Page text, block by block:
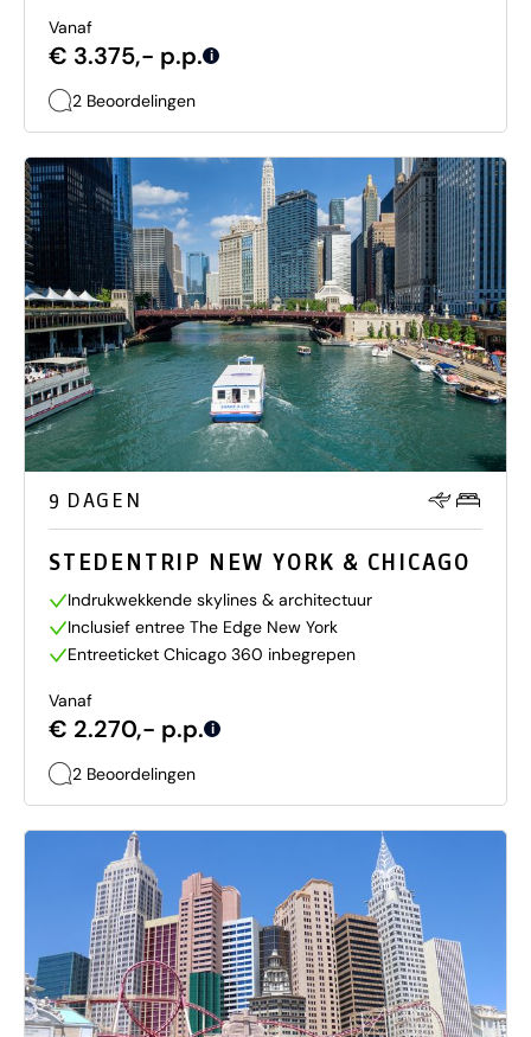
Vanaf
€ 3.375,- p.p. i
2 Beoordelingen
9 DAGEN
STEDENTRIP NEW YORK & CHICAGO
Indrukwekkende skylines & architectuur
Inclusief entree The Edge New York
Entreeticket Chicago 360 inbegrepen
Vanaf
€ 2.270,- p.p. i
2 Beoordelingen